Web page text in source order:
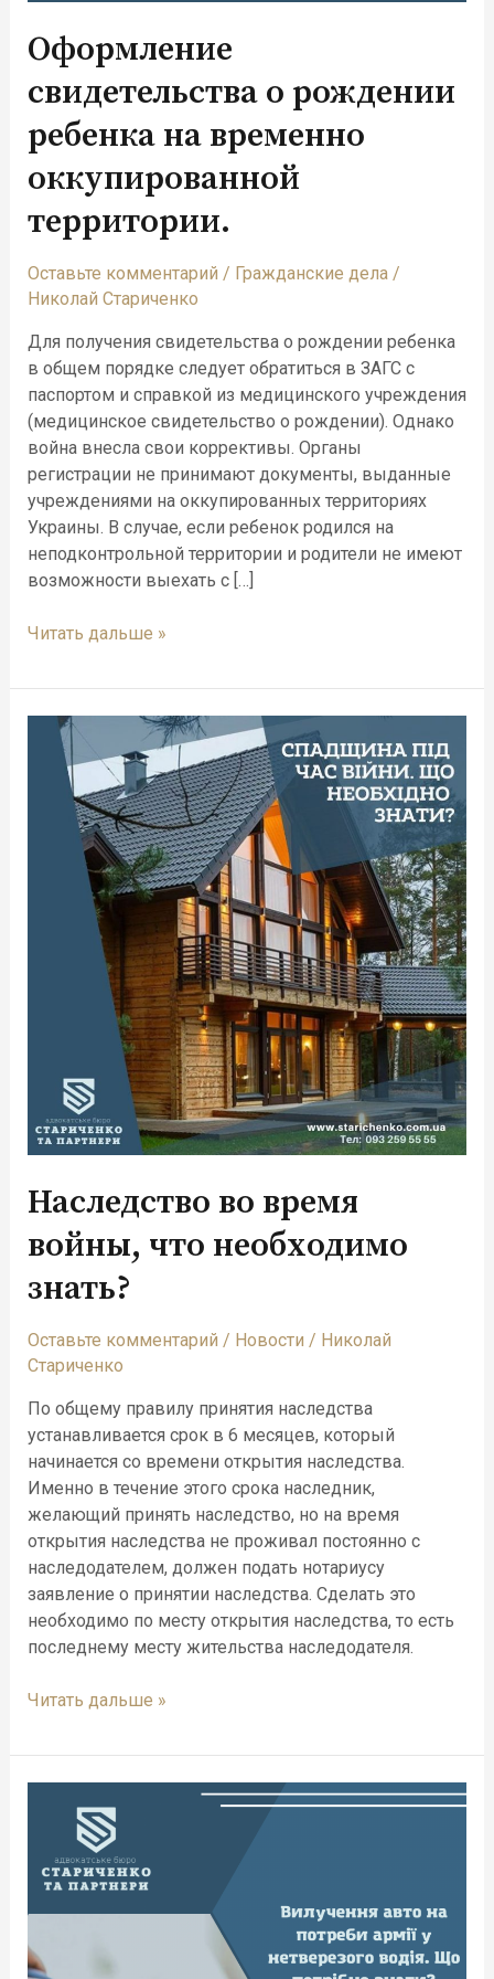
Оформление
свидетельства о рождении
ребенка на временно
оккупированной
территории.
Оставьте комментарий / Гражданские дела/
Николай Стариченко
Для получения свидетельства о рождении ребенка
в общем порядке следует обратиться в ЗАГС с
паспортом и справкой из медицинского учреждения
(медицинское свидетельство о рождении). Однако
война внесла свои коррективы. Органы
регистрации не принимают документы, выданные
учреждениями на оккупированных территориях
Украины. В случае, если ребенок родился на
неподконтрольной территории и родители не имеют
возможности выехать с […]
Читать дальше »
Наследство во время
войны, что необходимо
знать?
Оставьте комментарий / Новости / Николай
Стариченко
По общему правилу принятия наследства
устанавливается срок в 6 месяцев, который
начинается со времени открытия наследства.
Именно в течение этого срока наследник,
желающий принять наследство, но на время
открытия наследства не проживал постоянно с
наследодателем, должен подать нотариусу
заявление о принятии наследства. Сделать это
необходимо по месту открытия наследства, то есть
последнему месту жительства наследодателя.
Наследство
время
войны,
необходимо
Читать дальше »
нужды
нетрезвого